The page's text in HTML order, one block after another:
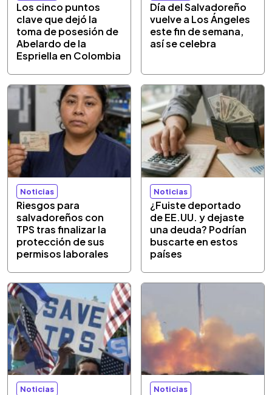
Los cinco puntos
clave que dejó la
toma de posesión de
Abelardo de la
Espriella en Colombia
Día del Salvadoreño
vuelve a Los Ángeles
este fin de semana,
así se celebra
Noticias
Riesgos para
salvadoreños con
TPS tras finalizar la
protección de sus
permisos laborales
Noticias
¿Fuiste deportado
de EE.UU. y dejaste
una deuda? Podrían
buscarte en estos
países
Noticias Noticias